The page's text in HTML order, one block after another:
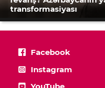
transformasiyası
Facebook
Instagram